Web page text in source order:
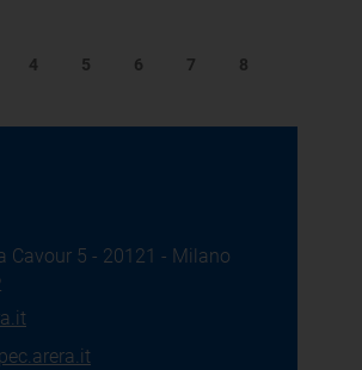
4 5 6 7 8
Cavour 5 - 20121 - Milano